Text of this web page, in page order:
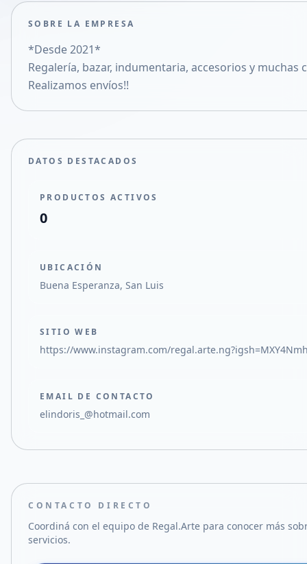
Compartir en X
SOBRE LA EMPRESA
*Desde 2021*
Regalería, bazar, indumentaria, accesorios y muchas
Realizamos envíos!!
DATOS DESTACADOS
PRODUCTOS ACTIVOS
0
UBICACIÓN
Buena Esperanza, San Luis
SITIO WEB
https://www.instagram.com/
EMAIL DE CONTACTO
elindoris_@hotmail.com
CONTACTO DIRECTO
Coordiná con el equipo de Regal.Arte para conocer más
servicios.